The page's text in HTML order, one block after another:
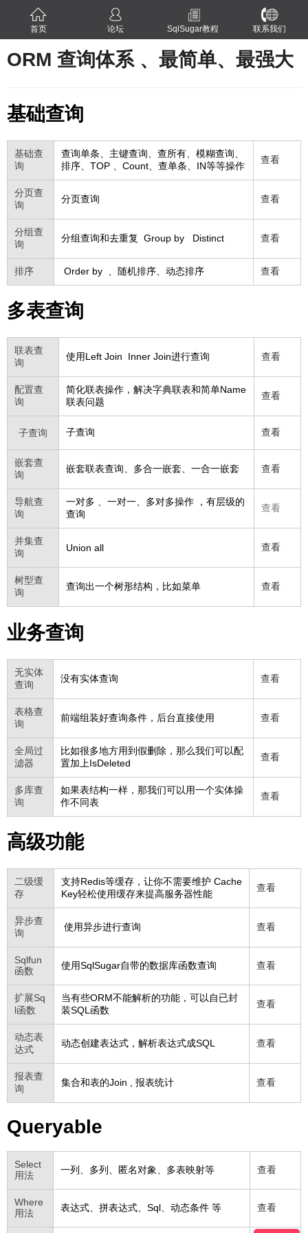
首页 论坛 SqlSugar教程 联系我们
ORM 查询体系 、最简单、最强大
基础查询
基础查
询
查询单条、主键查询、查所有、模糊查询、
排序、TOP 、Count、查单条、IN等等操作
查看
分页查
询
分页查询 查看
分组查
询
分组查询和去重复 Group by Distinct 查看
排序 Order by 、随机排序、动态排序 查看
多表查询
联表查
询
使用Left Join Inner Join进行查询 查看
配置查
询
简化联表操作，解决字典联表和简单Name
联表问题
查看
子查询 子查询 查看
嵌套查
询
嵌套联表查询、多合一嵌套、一合一嵌套 查看
导航查
询
一对多 、一对一、多对多操作 ，有层级的
查询
查看
并集查
询
Union all 查看
树型查
询
查询出一个树形结构，比如菜单 查看
业务查询
无实体
查询
没有实体查询 查看
表格查
询
前端组装好查询条件，后台直接使用 查看
全局过
滤器
比如很多地方用到假删除，那么我们可以配
置加上IsDeleted
查看
多库查
询
如果表结构一样，那我们可以用一个实体操
作不同表
查看
高级功能
二级缓
存
支持Redis等缓存，让你不需要维护 Cache
Key轻松使用缓存来提高服务器性能
查看
异步查
询
使用异步进行查询 查看
Sqlfun
函数
使用SqlSugar自带的数据库函数查询 查看
扩展Sq
l函数
当有些ORM不能解析的功能，可以自已封
装SQL函数
查看
动态表
达式
动态创建表达式，解析表达式成SQL 查看
报表查
询
集合和表的Join , 报表统计 查看
Queryable
Select
用法
一列、多列、匿名对象、多表映射等 查看
Where
用法
表达式、拼表达式、Sql、动态条件 等 查看